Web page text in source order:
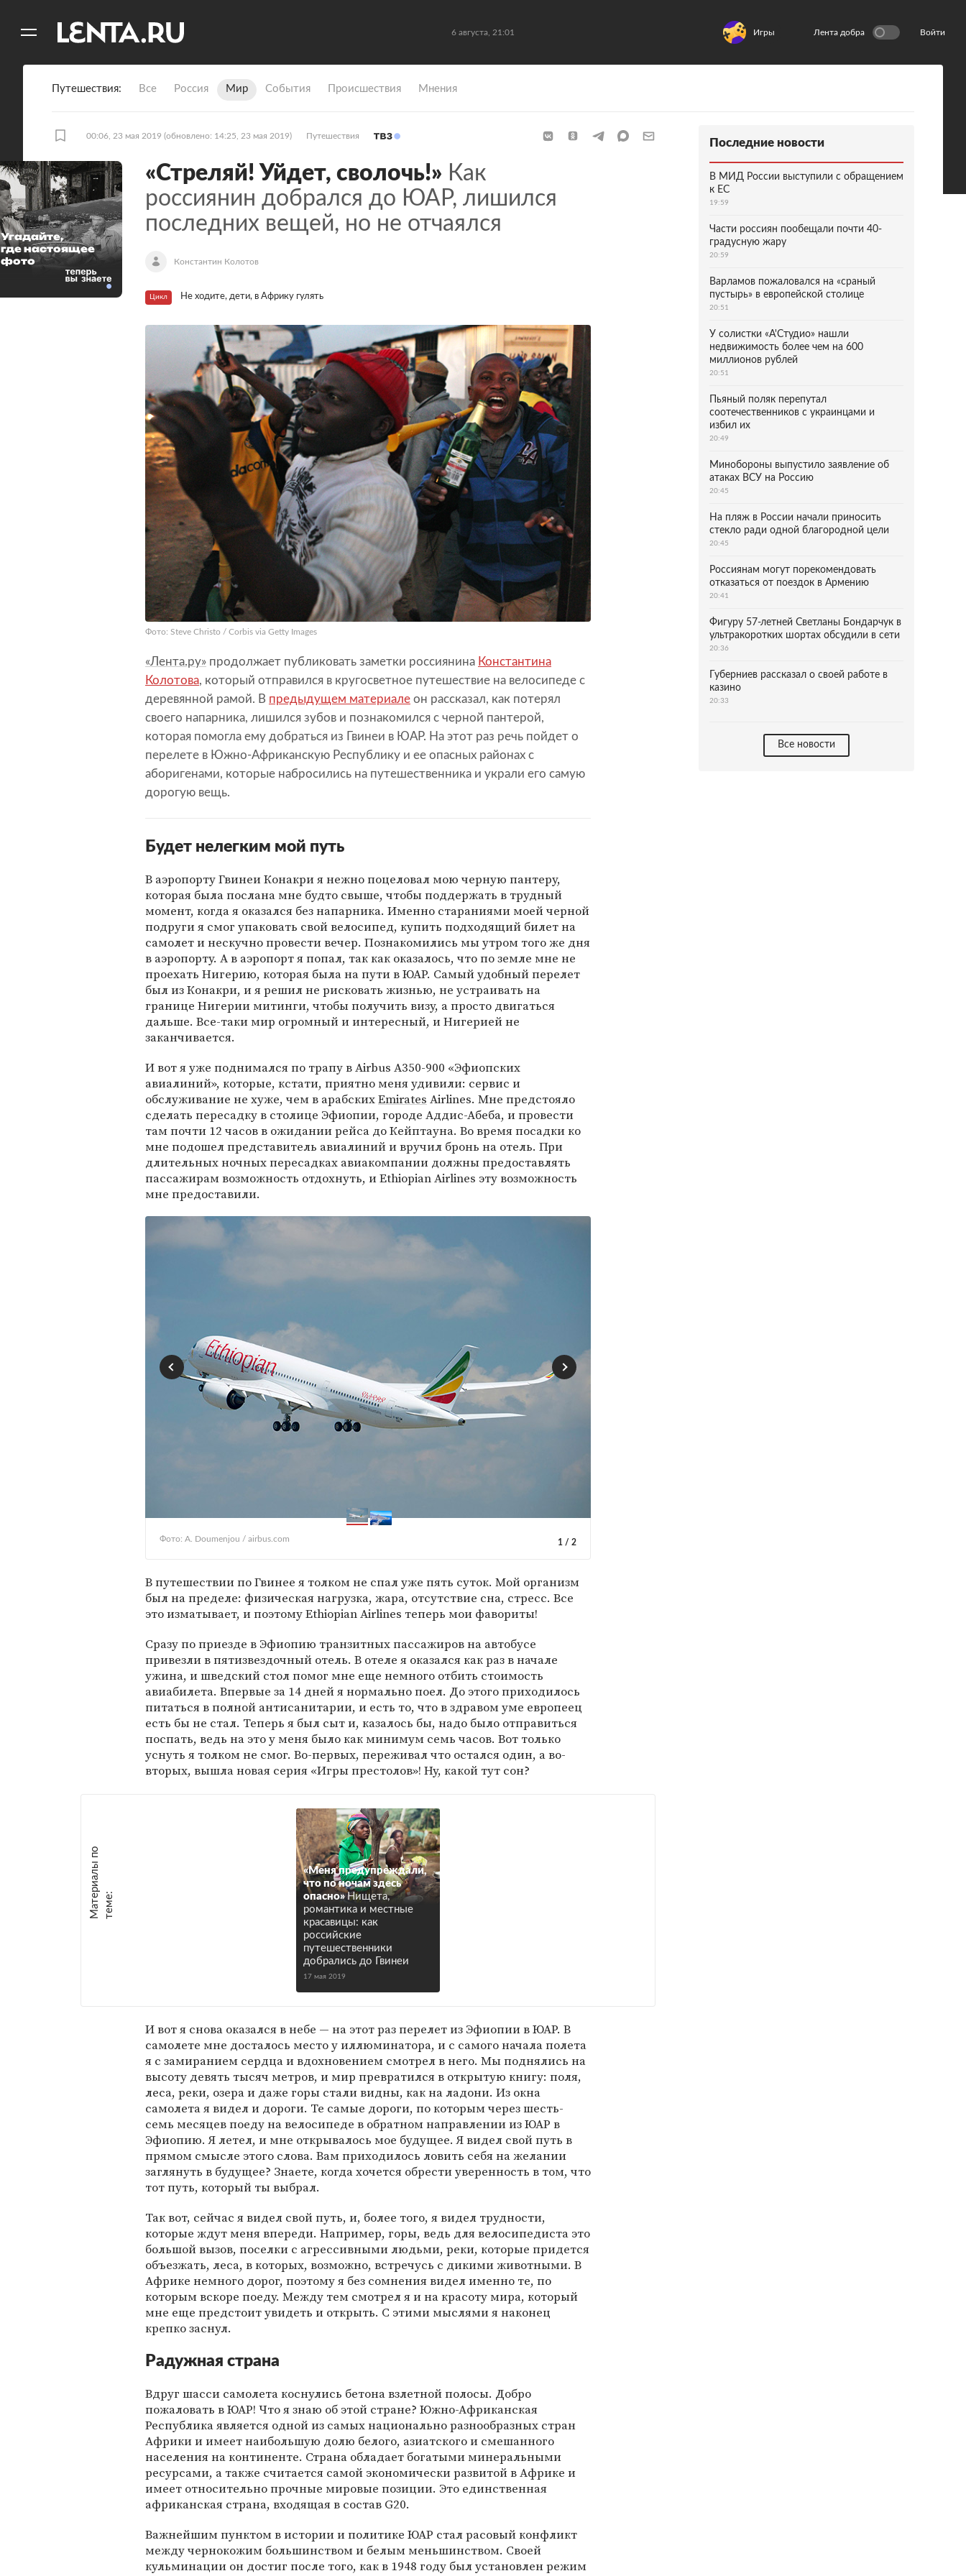
6 августа, 21:01 Игры Лента добра Войти
Путешествия Все Россия Мир События Происшествия Мнения
00:06, 23 мая 2019 (обновлено: 14:25, 23 мая 2019) Путешествия
«Стреляй! Уйдет, сволочь!» Как
россиянин добрался до ЮАР, лишился
последних вещей, но не отчаялся
Константин Колотов
Цикл Не ходите, дети, в Африку гулять
Фото: Steve Christo / Corbis via Getty Images
«Лента.ру» продолжает публиковать заметки россиянина Константина
Колотова, который отправился в кругосветное путешествие на велосипеде с
деревянной рамой. В предыдущем материале он рассказал, как потерял
своего напарника, лишился зубов и познакомился с черной пантерой,
которая помогла ему добраться из Гвинеи в ЮАР. На этот раз речь пойдет о
перелете в Южно-Африканскую Республику и ее опасных районах с
аборигенами, которые набросились на путешественника и украли его самую
дорогую вещь.
Будет нелегким мой путь
В аэропорту Гвинеи Конакри я нежно поцеловал мою черную пантеру,
которая была послана мне будто свыше, чтобы поддержать в трудный
момент, когда я оказался без напарника. Именно стараниями моей черной
подруги я смог упаковать свой велосипед, купить подходящий билет на
самолет и нескучно провести вечер. Познакомились мы утром того же дня
в аэропорту. А в аэропорт я попал, так как оказалось, что по земле мне не
проехать Нигерию, которая была на пути в ЮАР. Самый удобный перелет
был из Конакри, и я решил не рисковать жизнью, не устраивать на
границе Нигерии митинги, чтобы получить визу, а просто двигаться
дальше. Все-таки мир огромный и интересный, и Нигерией не
заканчивается.
И вот я уже поднимался по трапу в Airbus A350-900 «Эфиопских
авиалиний», которые, кстати, приятно меня удивили: сервис и
обслуживание не хуже, чем в арабскихEmirates Airlines. Мне предстояло
сделать пересадку в столице Эфиопии, городе Аддис-Абеба, и провести
там почти 12 часов в ожидании рейса до Кейптауна. Во время посадки ко
мне подошел представитель авиалиний и вручил бронь на отель. При
длительных ночных пересадках авиакомпании должны предоставлять
пассажирам возможность отдохнуть, и Ethiopian Airlines эту возможность
мне предоставили.
1 / 2
Фото: А. Doumenjou / airbus.com
В путешествии по Гвинее я толком не спал уже пять суток. Мой организм
был на пределе: физическая нагрузка, жара, отсутствие сна, стресс. Все
это изматывает, и поэтому Ethiopian Airlines теперь мои фавориты!
Сразу по приезде в Эфиопию транзитных пассажиров на автобусе
привезли в пятизвездочный отель. В отеле я оказался как раз в начале
ужина, и шведский стол помог мне еще немного отбить стоимость
авиабилета. Впервые за 14 дней я нормально поел. До этого приходилось
питаться в полной антисанитарии, и есть то, что в здравом уме европеец
есть бы не стал. Теперь я был сыт и, казалось бы, надо было отправиться
поспать, ведь на это у меня было как минимум семь часов. Вот только
уснуть я толком не смог. Во-первых, переживал что остался один, а во-
вторых, вышла новая серия «Игры престолов»! Ну, какой тут сон?
М
а
т е
р
и
а
л
ы
п
о
т
е
м
е :
«Меня предупреждали,
что по ночам здесь
опасно» Нищета,
романтика и местные
красавицы: как
российские
путешественники
добрались до Гвинеи
17 мая 2019
И вот я снова оказался в небе — на этот раз перелет из Эфиопии в ЮАР. В
самолете мне досталось место у иллюминатора, и с самого начала полета
я с замиранием сердца и вдохновением смотрел в него. Мы поднялись на
высоту девять тысяч метров, и мир превратился в открытую книгу: поля,
леса, реки, озера и даже горы стали видны, как на ладони. Из окна
самолета я видел и дороги. Те самые дороги, по которым через шесть-
семь месяцев поеду на велосипеде в обратном направлении из ЮАР в
Эфиопию. Я летел, и мне открывалось мое будущее. Я видел свой путь в
прямом смысле этого слова. Вам приходилось ловить себя на желании
заглянуть в будущее? Знаете, когда хочется обрести уверенность в том, что
тот путь, который ты выбрал.
Так вот, сейчас я видел свой путь, и, более того, я видел трудности,
которые ждут меня впереди. Например, горы, ведь для велосипедиста это
большой вызов, поселки с агрессивными людьми, реки, которые придется
объезжать, леса, в которых, возможно, встречусь с дикими животными. В
Африке немного дорог, поэтому я без сомнения видел именно те, по
которым вскоре поеду. Между тем смотрел я и на красоту мира, который
мне еще предстоит увидеть и открыть. С этими мыслями я наконец
крепко заснул.
Радужная страна
Вдруг шасси самолета коснулись бетона взлетной полосы. Добро
пожаловать в ЮАР! Что я знаю об этой стране? Южно-Африканская
Республика является одной из самых национально разнообразных стран
Африки и имеет наибольшую долю белого, азиатского и смешанного
населения на континенте. Страна обладает богатыми минеральными
ресурсами, а также считается самой экономически развитой в Африке и
имеет относительно прочные мировые позиции. Это единственная
африканская страна, входящая в состав G20.
Важнейшим пунктом в истории и политике ЮАР стал расовый конфликт
между чернокожим большинством и белым меньшинством. Своей
кульминации он достиг после того, как в 1948 году был установлен режим
Угадайте,
где настоящее
фото
Последние новости
В МИД России выступили с обращением
к ЕС
19:59
Части россиян пообещали почти 40-
градусную жару
20:59
Варламов пожаловался на «сраный
пустырь» в европейской столице
20:51
У солистки «А'Студио» нашли
недвижимость более чем на 600
миллионов рублей
20:51
Пьяный поляк перепутал
соотечественников с украинцами и
избил их
20:49
Минобороны выпустило заявление об
атаках ВСУ на Россию
20:45
На пляж в России начали приносить
стекло ради одной благородной цели
20:45
Россиянам могут порекомендовать
отказаться от поездок в Армению
20:41
Фигуру 57-летней Светланы Бондарчук в
ультракоротких шортах обсудили в сети
20:36
Губерниев рассказал о своей работе в
казино
20:33
Все новости